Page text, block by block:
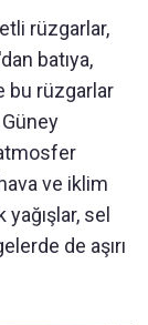
rüzgarlar,
batıya,
bu rüzgarlar
ve iklim
sel
de aşırı